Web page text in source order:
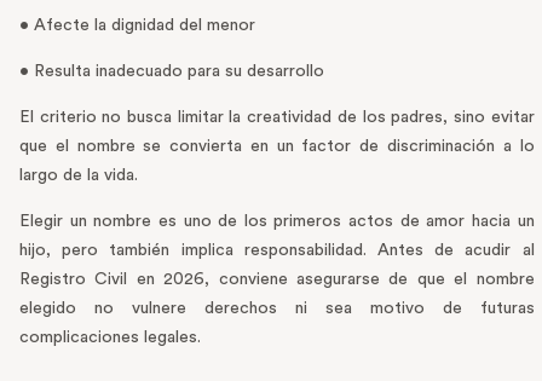
• Afecte la dignidad del menor
• Resulta inadecuado para su desarrollo
El criterio no busca limitar la creatividad de los padres, sino evitar
que el nombre se convierta en un factor de discriminación a lo
largo de la vida.
Elegir un nombre es uno de los primeros actos de amor hacia un
hijo, pero también implica responsabilidad. Antes de acudir al
Registro Civil en 2026, conviene asegurarse de que el nombre
elegido no vulnere derechos ni sea motivo de futuras
complicaciones legales.